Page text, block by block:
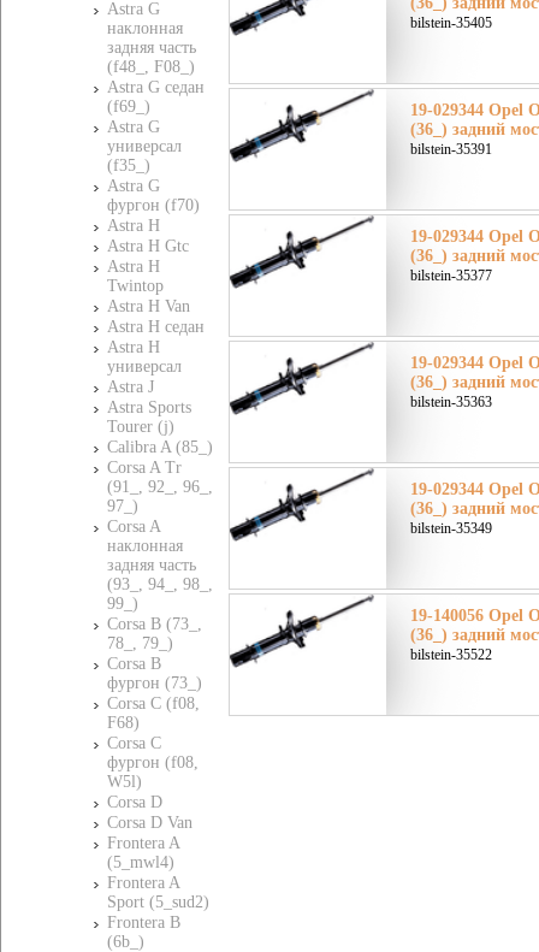
Astra G
наклонная
задняя часть
(f48_, F08_)
Astra G седан
(f69_)
Astra G
универсал
(f35_)
Astra G
фургон (f70)
Astra H
Astra H Gtc
Astra H
Twintop
Astra H Van
Astra H седан
Astra H
универсал
Astra J
Astra Sports
Tourer (j)
Calibra A (85_)
Corsa A Tr
(91_, 92_, 96_,
97_)
Corsa A
наклонная
задняя часть
(93_, 94_, 98_,
99_)
Corsa B (73_,
78_, 79_)
Corsa B
фургон (73_)
Corsa C (f08,
F68)
Corsa C
фургон (f08,
W5l)
Corsa D
Corsa D Van
Frontera A
(5_mwl4)
Frontera A
Sport (5_sud2)
Frontera B
(6b_)
bilstein-35405
19-029344 Opel
(36_) задний
bilstein-35391
19-029344 Opel
(36_) задний
bilstein-35377
19-029344 Opel
(36_) задний
bilstein-35363
19-029344 Opel
(36_) задний
bilstein-35349
19-140056 Opel
(36_) задний
bilstein-35522